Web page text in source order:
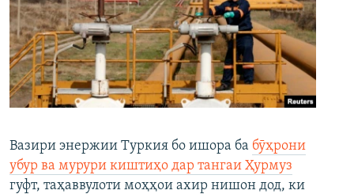
Вазири энержии Туркия бо ишора ба бӯҳрони
убур ва мурури киштиҳо дар тангаи Ҳурмуз
гуфт, таҳаввулоти моҳҳои ахир нишон дод, ки